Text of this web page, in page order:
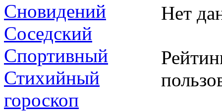
Сновидений
Соседский
Спортивный
Стихийный
гороскоп
Нет